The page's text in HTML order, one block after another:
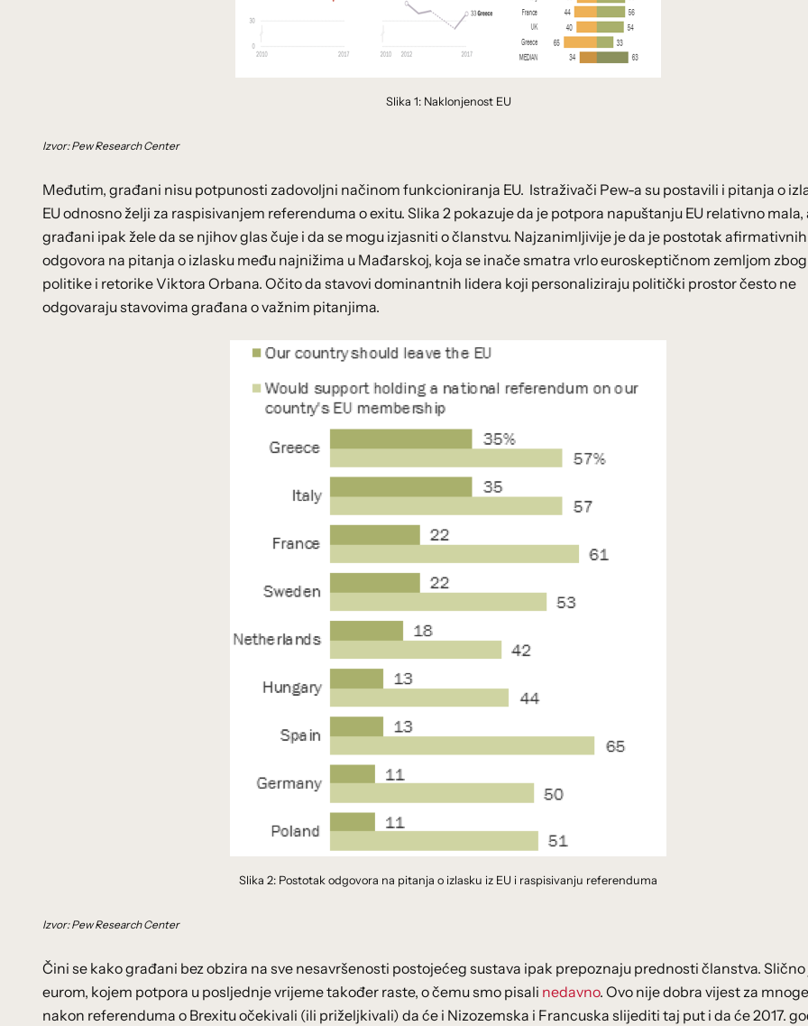
Slika 1: Naklonjenost EU
Izvor: Pew Research Center
Međutim, građani nisu potpunosti zadovoljni načinom funkcioniranja EU. Istraživači Pew-a su postavili i pitanja o
EU odnosno želji za raspisivanjem referenduma o exitu. Slika 2 pokazuje da je potpora napuštanju EU relativno mala,
građani ipak žele da se njihov glas čuje i da se mogu izjasniti o članstvu. Najzanimljivije je da je postotak afirmativnih
odgovora na pitanja o izlasku među najnižima u Mađarskoj, koja se inače smatra vrlo euroskeptičnom zemljom zbog
politike i retorike Viktora Orbana. Očito da stavovi dominantnih lidera koji personaliziraju politički prostor često ne
odgovaraju stavovima građana o važnim pitanjima.
Slika 2: Postotak odgovora na pitanja o izlasku iz EU i raspisivanju referenduma
Izvor: Pew Research Center
Čini se kako građani bez obzira na sve nesavršenosti postojećeg sustava ipak prepoznaju prednosti članstva. Slično
eurom, kojem potpora u posljednje vrijeme također raste, o čemu smo pisali nedavno. Ovo nije dobra vijest za
nakon referenduma o Brexitu očekivali (ili priželjkivali) da će i Nizozemska i Francuska slijediti taj put i da će 2017.